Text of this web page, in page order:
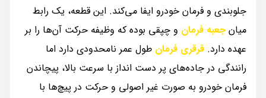
جلوبندی و فرمان خودرو ایفا می‌کند. این قطعه، یک رابط
میان جعبه فرمان و چپقی بوده که وظیفه حرکت آن‌ها را بر
عهده دارد. قرقری فرمان طول عمر نامحدودی دارد اما
رانندگی در جاده‌های پر دست انداز با سرعت بالا، پیچاندن
فرمان خودرو به صورت غیر اصولی و حرکت در پیچ‌ها با